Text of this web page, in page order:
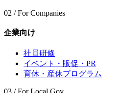
02 / For Companies
企業向け
社員研修
イベント・販促・PR
育休・産休プログラム
03 / For Local Gov.